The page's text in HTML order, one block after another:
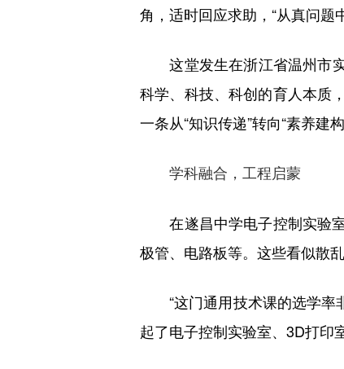
角，适时回应求助，“从真问题
这堂发生在浙江省温州市实
科学、科技、科创的育人本质
一条从“知识传递”转向“素养建
学科融合，工程启蒙
在遂昌中学电子控制实验室
极管、电路板等。这些看似散
“这门通用技术课的选学率
起了电子控制实验室、3D打印